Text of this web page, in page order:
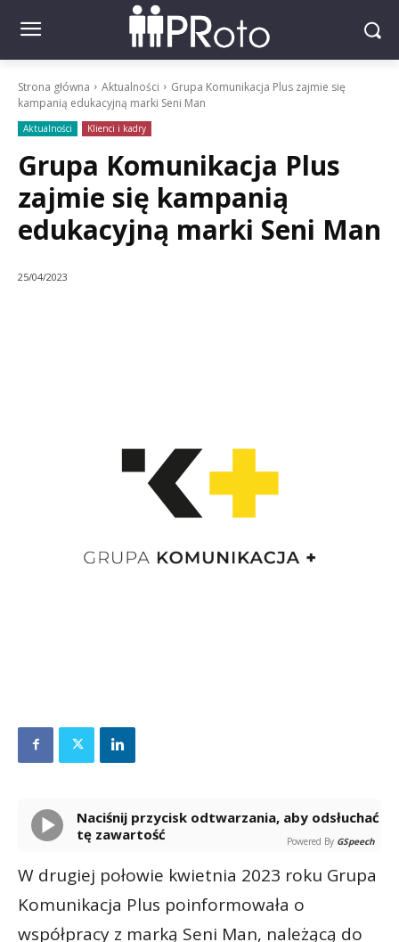
Strona główna Aktualności
Grupa Komunikacja Plus zajmie się
kampanią edukacyjną marki Seni Man
Aktualności Klienci i kadry
Grupa Komunikacja Plus
zajmie się kampanią
edukacyjną marki Seni Man
25/04/2023
Naciśnij przycisk odtwarzania, aby odsłuchać
tę zawartość
Powered By GSpeech
W drugiej połowie kwietnia 2023 roku Grupa
Komunikacja Plus poinformowała o
współpracy z marką Seni Man, należącą do